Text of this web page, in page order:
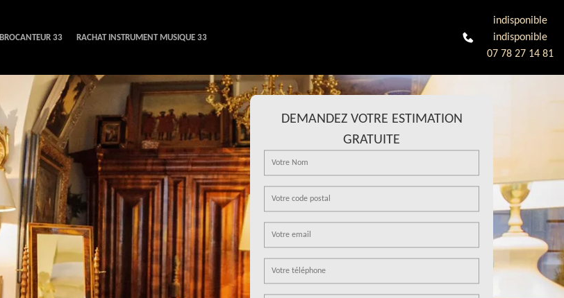
BROCANTEUR 33 RACHAT INSTRUMENT MUSIQUE 33
indisponible
indisponible
07 78 27 14 81
DEMANDEZ VOTRE ESTIMATION
GRATUITE